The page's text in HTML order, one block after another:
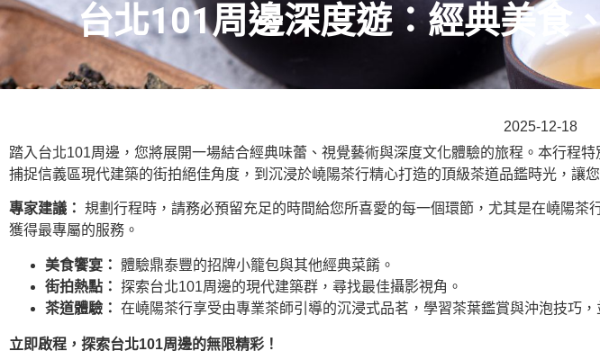
台北101周邊深度遊：經典美食
2025-12-18
踏入台北101周邊，您將展開一場結合經典味蕾、視覺藝術與深度文化體驗的旅程。本行程
捕捉信義區現代建築的街拍絕佳角度，到沉浸於嶢陽茶行精心打造的頂級茶道品鑑時光，讓
專家建議： 規劃行程時，請務必預留充足的時間給您所喜愛的每一個環節，尤其是在嶢陽
獲得最專屬的服務。
美食饗宴： 體驗鼎泰豐的招牌小籠包與其他經典菜餚。
街拍熱點： 探索台北101周邊的現代建築群，尋找最佳攝影視角。
茶道體驗： 在嶢陽茶行享受由專業茶師引導的沉浸式品茗，學習茶葉鑑賞與沖泡技巧，
立即啟程，探索台北101周邊的無限精彩！